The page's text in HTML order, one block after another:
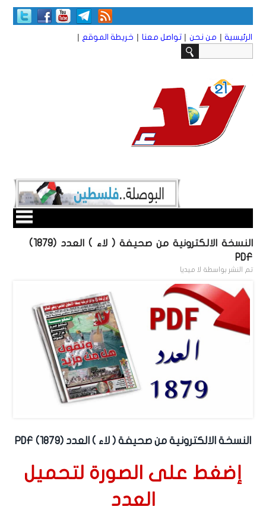
الرئيسية | من نحن | تواصل معنا | خريطة الموقع |
النسخة الالكترونية من صحيفة ( لاء ) العدد (1879)
PDF
تم النشر بواسطة لا ميديا
النسخة الالكترونية من صحيفة ( لاء ) العدد (1879) PDF
إضغط على الصورة لتحميل
العدد